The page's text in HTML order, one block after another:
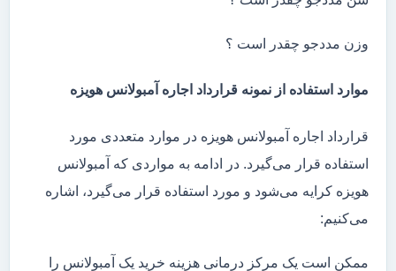
وزن مددجو چقدر است ؟
موارد استفاده از نمونه قرارداد اجاره آمبولانس هویزه
قرارداد اجاره آمبولانس هویزه در موارد متعددی مورد
استفاده قرار می‌گیرد. در ادامه به مواردی که آمبولانس
هویزه کرایه می‌شود و مورد استفاده قرار می‌گیرد، اشاره
می‌کنیم:
ممکن است یک مرکز درمانی هزینه خرید یک آمبولانس را